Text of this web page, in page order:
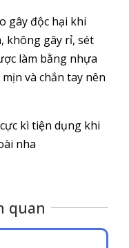
gây độc hại khi
không gây rỉ, sét
làm bằng nhựa
và chắn tay nên
kì tiện dụng khi
nha
quan